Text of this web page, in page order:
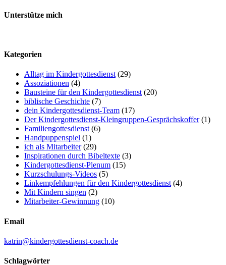
Unterstütze mich
Kategorien
Alltag im Kindergottesdienst(29)
Assoziationen (4)
Bausteine für den Kindergottesdienst(20)
biblische Geschichte (7)
dein Kindergottesdienst-Team (17)
Der Kindergottesdienst-Kleingruppen-Gesprächskoffer(1)
Familiengottesdienst(6)
Handpuppenspiel (1)
ich als Mitarbeiter(29)
Inspirationen durch Bibeltexte (3)
Kindergottesdienst-Plenum (15)
Kurzschulungs-Videos (5)
Linkempfehlungen für den Kindergottesdienst(4)
Mit Kindern singen (2)
Mitarbeiter-Gewinnung (10)
Email
katrin@kindergottesdienst-coach.de
Schlagwörter